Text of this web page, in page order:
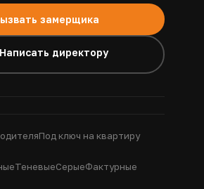
замерщика
директору
Под ключ на квартиру
ТеневыеСерыеФактурные